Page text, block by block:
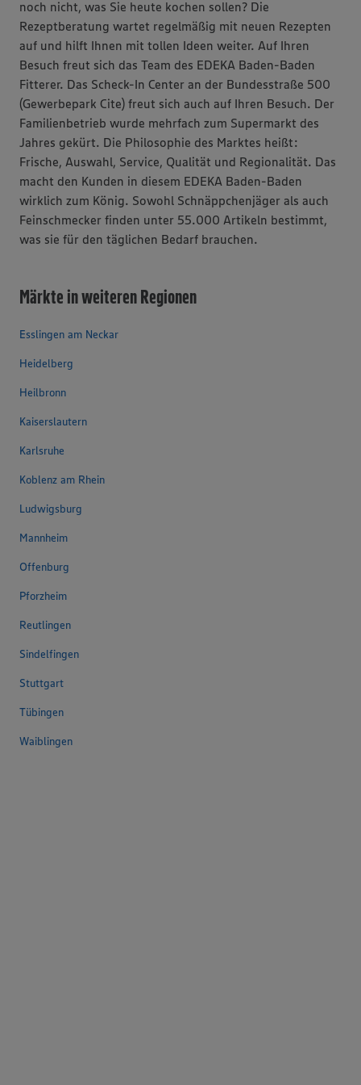
noch nicht, was Sie heute kochen sollen? Die
Rezeptberatung wartet regelmäßig mit neuen Rezepten
auf und hilft Ihnen mit tollen Ideen weiter. Auf Ihren
Besuch freut sich das Team des EDEKA Baden-Baden
Fitterer. Das Scheck-In Center an der Bundesstraße 500
(Gewerbepark Cite) freut sich auch auf Ihren Besuch. Der
Familienbetrieb wurde mehrfach zum Supermarkt des
Jahres gekürt. Die Philosophie des Marktes heißt:
Frische, Auswahl, Service, Qualität und Regionalität. Das
macht den Kunden in diesem EDEKA Baden-Baden
wirklich zum König. Sowohl Schnäppchenjäger als auch
Feinschmecker finden unter 55.000 Artikeln bestimmt,
was sie für den täglichen Bedarf brauchen.
Märkte in weiteren Regionen
Esslingen am Neckar
Heidelberg
Heilbronn
Kaiserslautern
Karlsruhe
Koblenz am Rhein
Ludwigsburg
Mannheim
Offenburg
Pforzheim
Reutlingen
Sindelfingen
Stuttgart
Tübingen
Waiblingen